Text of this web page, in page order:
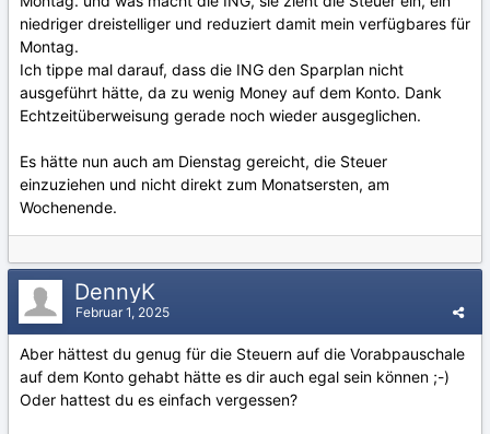
niedriger dreistelliger und reduziert damit mein verfügbares für
Montag.
Ich tippe mal darauf, dass die ING den Sparplan nicht
ausgeführt hätte, da zu wenig Money auf dem Konto. Dank
Echtzeitüberweisung gerade noch wieder ausgeglichen.
Es hätte nun auch am Dienstag gereicht, die Steuer
einzuziehen und nicht direkt zum Monatsersten, am
Wochenende.
DennyK
Februar 1, 2025
Aber hättest du genug für die Steuern auf die Vorabpauschale
auf dem Konto gehabt hätte es dir auch egal sein können ;-)
Oder hattest du es einfach vergessen?